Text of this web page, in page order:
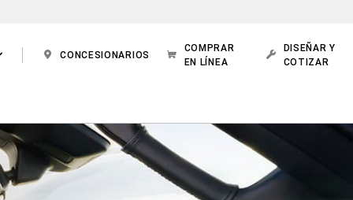
CONCESIONARIOS
COMPRAR
EN LÍNEA
DISEÑAR Y
COTIZAR